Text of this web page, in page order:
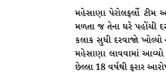
મહેસાણા પેરોલફર્લો ટીમ
મળતા જ તેના ઘરે પહોંચી
કલાક સુધી દરવાજો
મહેસાણા લાવવામાં
છેલ્લા 18 વર્ષથી ફરાર